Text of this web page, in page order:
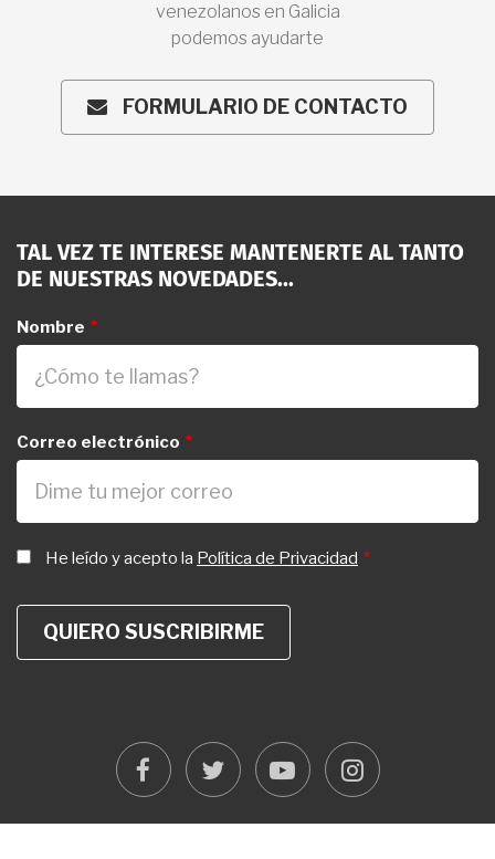
venezolanos en Galicia
podemos ayudarte
ENVELOPE
FORMULARIO DE CONTACTO
TAL VEZ TE INTERESE MANTENERTE AL TANTO
DE NUESTRAS NOVEDADES...
Nombre
Correo electrónico
He leído y acepto la Política de Privacidad
facebooktwitter youtubeinstagram